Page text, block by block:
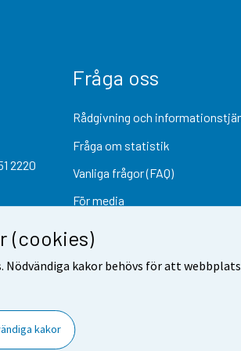
(cookies)
Nödvändiga kakor behövs för att
kakor
2220
Fråga oss
Rådgivning och
Fråga om statistik
Vanliga frågor (FAQ)
För media
Respons